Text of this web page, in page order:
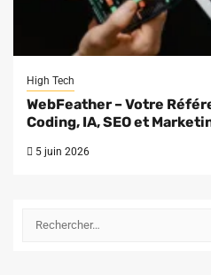
High Tech
WebFeather – Votre
Coding, IA, SEO et
5 juin 2026
Rechercher :